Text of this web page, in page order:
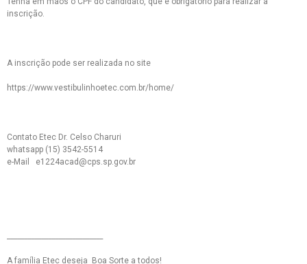
inscrição.
A inscrição pode ser realizada no site
https://www.vestibulinhoetec.com.br/home/
Contato Etec Dr. Celso Charuri
whatsapp (15) 3542-5514
e-Mail e1224acad@cps.sp.gov.br
A família Etec deseja Boa Sorte a todos!